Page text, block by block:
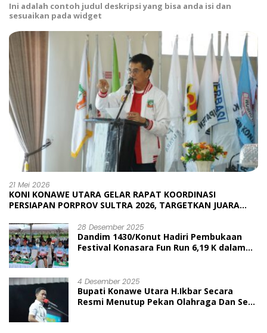
Ini adalah contoh judul deskripsi yang bisa anda isi dan
sesuaikan pada widget
21 Mei 2026
KONI KONAWE UTARA GELAR RAPAT KOORDINASI
PERSIAPAN PORPROV SULTRA 2026, TARGETKAN JUARA
28 Desember 2025
Dandim 1430/Konut Hadiri Pembukaan
Festival Konasara Fun Run 6,19 K dalam
4 Desember 2025
Bupati Konawe Utara H.Ikbar Secara
Resmi Menutup Pekan Olahraga Dan Seni